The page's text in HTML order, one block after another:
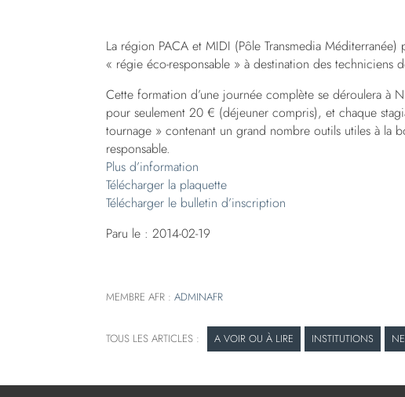
La région PACA et MIDI (Pôle Transmedia
« régie éco-responsable » à destination des techniciens
Cette formation d’une journée complète se déroulera à
pour seulement 20 € (déjeuner compris), et chaque
tournage » contenant un grand nombre outils utiles à la
responsable.
Plus d’information
Télécharger la plaquette
Télécharger le bulletin d’inscription
Paru le : 2014-02-19
MEMBRE AFR : ADMINAFR
A VOIR OU À LIRE INSTITUTIONS